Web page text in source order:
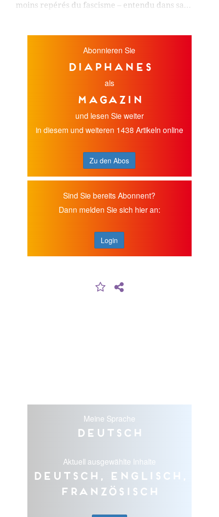
moins repérés du fascisme – entendu dans sa...
Abonnieren Sie
diaphanes
als
Magazin
und lesen Sie weiter
in diesem und weiteren 1438 Artikeln online
Zu den Abos
Sind Sie bereits Abonnent?
Dann melden Sie sich hier an:
Login
Meine Sprache
Deutsch
Aktuell ausgewählte Inhalte
Deutsch, Englisch,
Französisch